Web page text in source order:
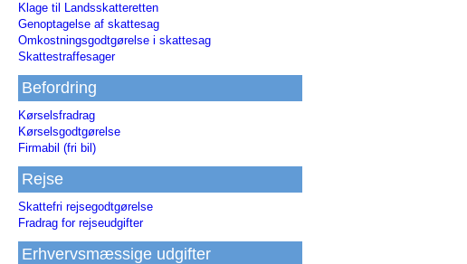
Klage til Landsskatteretten
Genoptagelse af skattesag
Omkostningsgodtgørelse i skattesag
Skattestraffesager
Befordring
Kørselsfradrag
Kørselsgodtgørelse
Firmabil (fri bil)
Rejse
Skattefri rejsegodtgørelse
Fradrag for rejseudgifter
Erhvervsmæssige udgifter